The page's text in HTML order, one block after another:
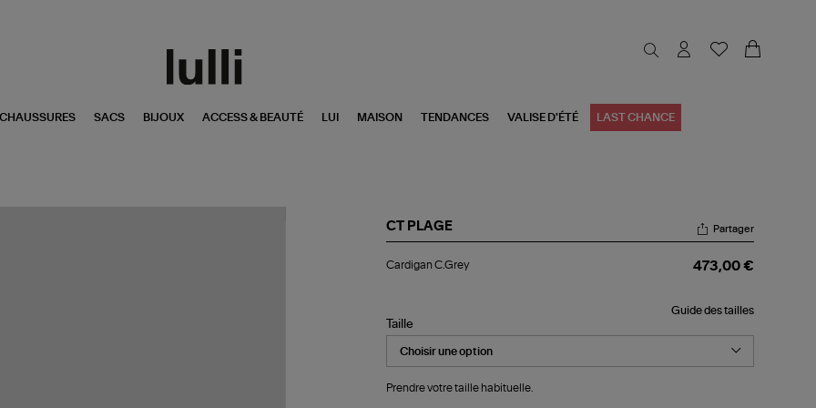
CHAUSSURES SACS BIJOUX ACCESS & BEAUTÉ LUI MAISON TENDANCES VALISE D'ÉTÉ LAST CHANCE
CT PLAGE
C.Grey
Partager
Cardigan C.Grey 473,00 €
Guide des tailles
Taille
Prendre votre taille habituelle.